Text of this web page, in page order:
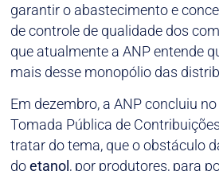
garantir o abastecimento e
de controle de qualidade dos
que atualmente a ANP entende
mais desse monopólio das
Em dezembro, a ANP concluiu
Tomada Pública de
tratar do tema, que o obstáculo
doetanol , por produtores, para